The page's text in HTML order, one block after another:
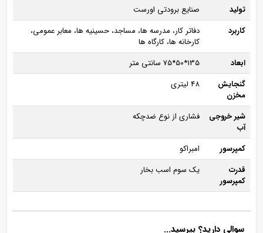
تولید
صنایع برودتی اورست
کاربرد
دفاتر کار، مدرسه ها، مساجد، حسینیه ها، معابر عمومی،
کارخانه ها، کارگاه ها
ابعاد
135*50*75 سانتی متر
گنجایش
مخزن
48 لیتری
شیر خروجی
آب
فشاری از نوع ضدچکه
کمپرسور
امبراکو
قدرت
کمپرسور
یک سوم اسب بخار
سوالی دارید؟ بپرسید...